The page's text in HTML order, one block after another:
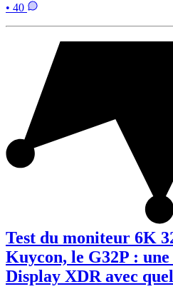
• 40
Test du moniteur 6K
Kuycon, le G32P :
Display XDR avec